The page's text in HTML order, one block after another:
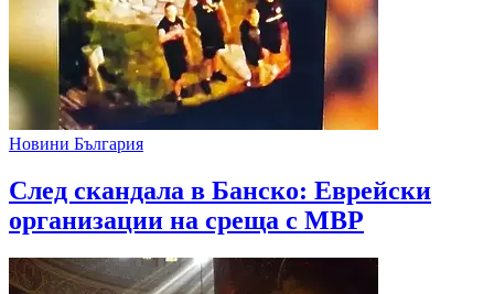
Новини България
След скандала в Банско: Eврейски
организации на среща с МВР